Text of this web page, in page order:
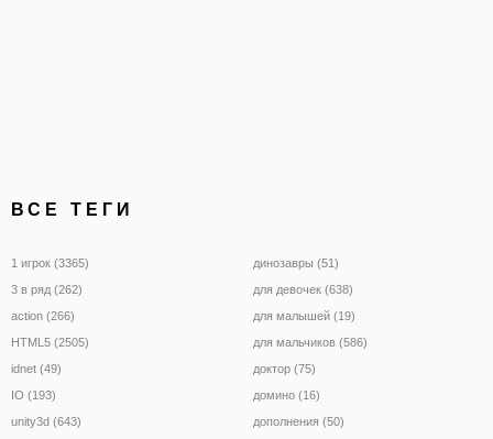
ВСЕ ТЕГИ
1 игрок (3365)
3 в ряд (262)
action (266)
HTML5 (2505)
idnet (49)
IO (193)
unity3d (643)
динозавры (51)
для девочек (638)
для малышей (19)
для мальчиков (586)
доктор (75)
домино (16)
дополнения (50)